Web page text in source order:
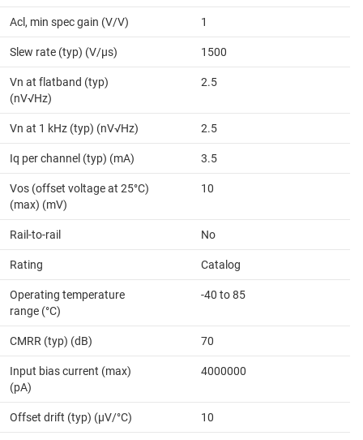
Acl, min spec gain (V/V) 1
Slew rate (typ) (V/µs) 1500
Vn at flatband (typ)
(nV√Hz)
2.5
Vn at 1 kHz (typ) (nV√Hz) 2.5
Iq per channel (typ) (mA) 3.5
Vos (offset voltage at 25°C)
(max) (mV)
10
Rail-to-rail No
Rating Catalog
Operating temperature
range (°C)
-40 to 85
CMRR (typ) (dB) 70
Input bias current (max)
(pA)
4000000
Offset drift (typ) (µV/°C) 10